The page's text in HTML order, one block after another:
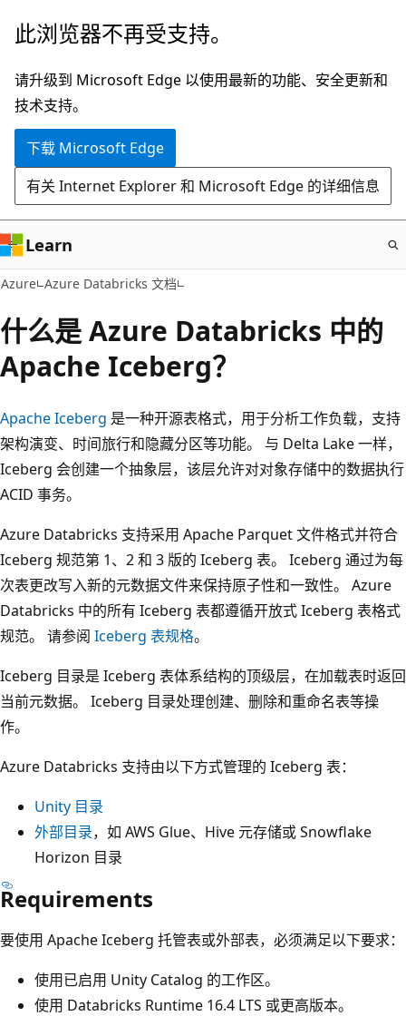
跳
主
要
内
此浏览器不再受支持。
请升级到 Microsoft Edge 以使用最新的功能、安全更新和
技术支持。
下载 Microsoft Edge
有关 Internet Explorer 和 Microsoft Edge 的详细信息
Learn
Azure Azure Databricks 文档
什么是 Azure Databricks 中的
Apache Iceberg？
Apache Iceberg 是一种开源表格式，用于分析工作负载，支持
架构演变、时间旅行和隐藏分区等功能。 与 Delta Lake 一样，
Iceberg 会创建一个抽象层，该层允许对对象存储中的数据执行
ACID 事务。
Azure Databricks 支持采用 Apache Parquet 文件格式并符合
Iceberg 规范第 1、2 和 3 版的 Iceberg 表。 Iceberg 通过为每
次表更改写入新的元数据文件来保持原子性和一致性。 Azure
Databricks 中的所有 Iceberg 表都遵循开放式 Iceberg 表格式
规范。 请参阅 Iceberg 表规格。
Iceberg 目录是 Iceberg 表体系结构的顶级层，在加载表时返回
当前元数据。 Iceberg 目录处理创建、删除和重命名表等操
作。
Azure Databricks 支持由以下方式管理的 Iceberg 表：
Unity 目录
外部目录，如 AWS Glue、Hive 元存储或 Snowflake
Horizon 目录
Requirements
要使用 Apache Iceberg 托管表或外部表，必须满足以下要求：
使用已启用 Unity Catalog 的工作区。
使用 Databricks Runtime 16.4 LTS 或更高版本。